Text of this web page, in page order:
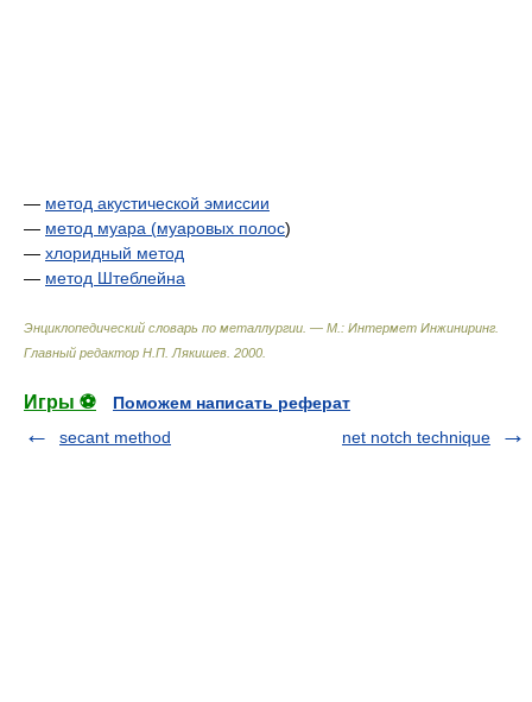
— метод акустической эмиссии
— метод муара (муаровых полос)
— хлоридный метод
— метод Штеблейна
Энциклопедический словарь по металлургии. — М.: Интермет Инжиниринг
Главный редактор Н.П. Лякишев 2000
Игры ⚽
Поможем написать реферат
secant method
net notch technique